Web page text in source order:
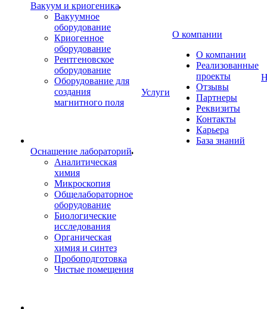
Вакуум и криогеника
Вакуумное
оборудование
Криогенное
оборудование
Рентгеновское
оборудование
Оборудование для
создания
магнитного поля
Оснащение лабораторий
Аналитическая
химия
Микроскопия
Общелабораторное
оборудование
Биологические
исследования
Органическая
химия и синтез
Пробоподготовка
Чистые помещения
Услуги
О компании
О компании
Реализованные
проекты
Отзывы
Партнеры
Реквизиты
Контакты
Карьера
База знаний